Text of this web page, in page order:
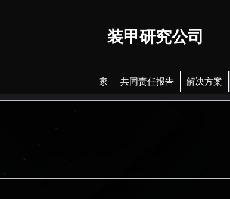
装甲研究公司
家 共同责任报告 解决方案